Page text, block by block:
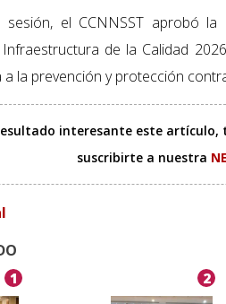
sesión, el CCNNSST aprobó
de la Calidad
a la prevención y protección
interesante este artículo,
suscribirte a nuestra
1 2